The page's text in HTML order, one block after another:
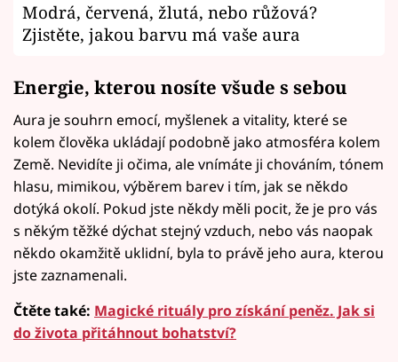
Modrá, červená, žlutá, nebo růžová?
Zjistěte, jakou barvu má vaše aura
Energie, kterou nosíte všude s sebou
Aura je souhrn emocí, myšlenek a vitality, které se
kolem člověka ukládají podobně jako atmosféra kolem
Země. Nevidíte ji očima, ale vnímáte ji chováním, tónem
hlasu, mimikou, výběrem barev i tím, jak se někdo
dotýká okolí. Pokud jste někdy měli pocit, že je pro vás
s někým těžké dýchat stejný vzduch, nebo vás naopak
někdo okamžitě uklidní, byla to právě jeho aura, kterou
jste zaznamenali.
Čtěte také: Magické rituály pro získání peněz. Jak si
do života přitáhnout bohatství?